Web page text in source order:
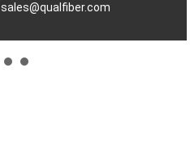
sales@qualfiber.com